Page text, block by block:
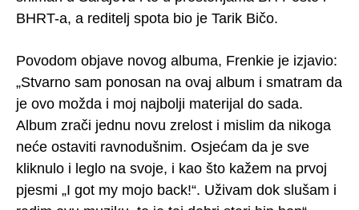
BHRT-a, a reditelj spota bio je Tarik Bičo.
Povodom objave novog albuma, Frenkie je izjavio:
„Stvarno sam ponosan na ovaj album i smatram da
je ovo možda i moj najbolji materijal do sada.
Album zrači jednu novu zrelost i mislim da nikoga
neće ostaviti ravnodušnim. Osjećam da je sve
kliknulo i leglo na svoje, i kao što kažem na prvoj
pjesmi „I got my mojo back!“. Uživam dok slušam i